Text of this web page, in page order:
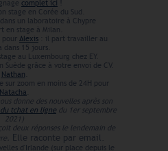
complet ici
stage en Corée du Sud.
un laboratoire à Chypre
en stage à Milan.
pour Alexis : il part travailler au
dans 15 jours.
au Luxembourg chez EY.
Suède grâce à votre envoi de CV.
Nathan
sur zoom en moins de 24H pour
Natacha
donne des nouvelles après son
tchat en ligne du 1er septembre
2021)
deux réponses le lendemain de
Elle raconte par email.
d'Irlande (sur place depuis le